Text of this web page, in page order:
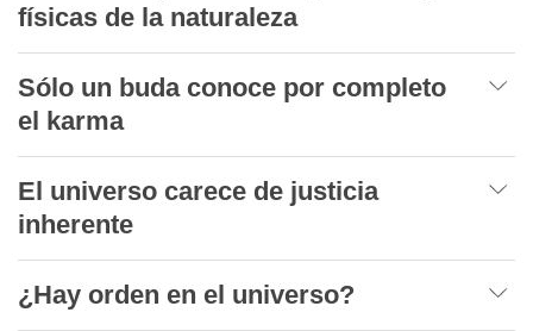
físicas de la naturaleza
Sólo un buda conoce por completo
el karma
El universo carece de justicia
inherente
¿Hay orden en el universo?